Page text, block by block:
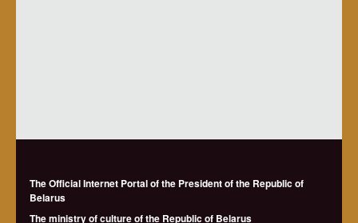
The Official Internet Portal of the President of the Republic of
Belarus
The ministry of culture of the Republic of Belarus